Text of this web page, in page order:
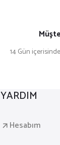
14 Gün
YARDIM
Hesabım